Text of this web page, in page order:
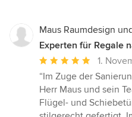
Maus Raumdesign
Experten für Regale
Durchschnittliche
Bewertung:
5
von
5
1.
“Im Zuge der
Herr Maus und sein
Flügel- und